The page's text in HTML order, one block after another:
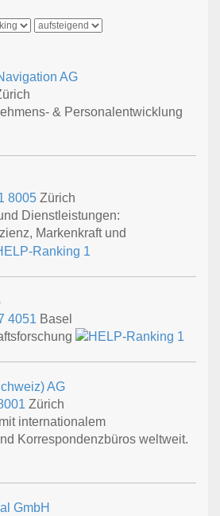
AG
& Personalentwicklung
8005 Zürich
Dienstleistungen:
Markenkraft und
4051 Basel
AG
Zürich
internationalem
Korrespondenzbüros weltweit.
GmbH